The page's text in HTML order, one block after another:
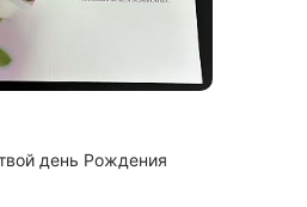
день Рождения